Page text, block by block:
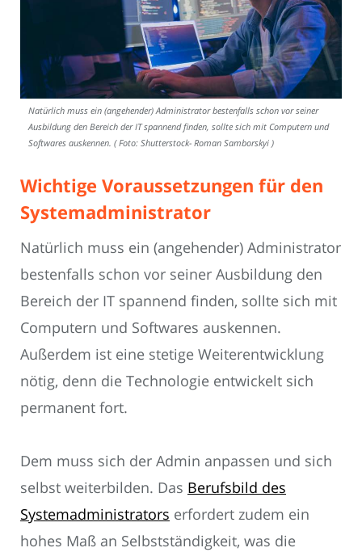
Natürlich muss ein (angehender) Administrator bestenfalls schon vor seiner
Ausbildung den Bereich der IT spannend finden, sollte sich mit Computern und
Softwares auskennen. ( Foto: Shutterstock- Roman Samborskyi )
Wichtige Voraussetzungen für den
Systemadministrator
Natürlich muss ein (angehender) Administrator
bestenfalls schon vor seiner Ausbildung den
Bereich der IT spannend finden, sollte sich mit
Computern und Softwares auskennen.
Außerdem ist eine stetige Weiterentwicklung
nötig, denn die Technologie entwickelt sich
permanent fort.
Dem muss sich der Admin anpassen und sich
selbst weiterbilden. Das Berufsbild des
Systemadministrators erfordert zudem ein
hohes Maß an Selbstständigkeit, was die